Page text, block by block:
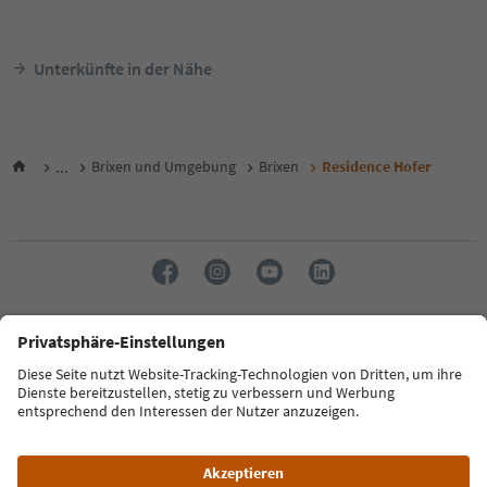
Unterkünfte in der Nähe
... Brixen und Umgebung Brixen Residence Hofer
Sprache: Deutsch
FAQ Kontakt Presse MICE Datenschutzerklärung
Zugänglichkeitserklärung